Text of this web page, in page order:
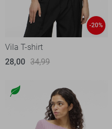
-20%
Vila T-shirt
28,00 34,99